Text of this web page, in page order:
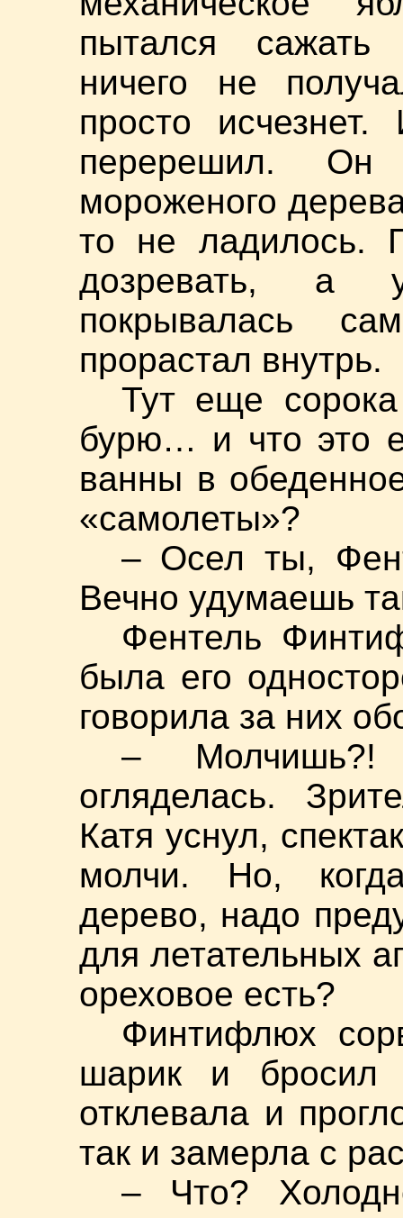
пытался сажать
ничего не
просто
перерешил.
мороженого
то не ладилось.
дозревать, а
покрывалась
прорастал внутрь.
Тут еще
бурю… и что это
ванны в
«самолеты»?
– Осел ты,
Вечно удумаешь
Фентель
была его
говорила за них
–
огляделась.
Катя уснул,
молчи. Но,
дерево, надо
для летательных
ореховое есть?
Финтифлюх
шарик и
отклевала и
так и замерла с
– Что?